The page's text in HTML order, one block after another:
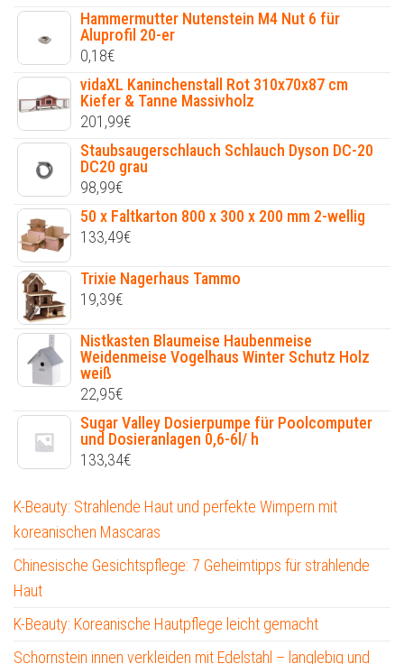
Hammermutter Nutenstein M4 Nut 6 für
Aluprofil 20-er
0,18€
vidaXL Kaninchenstall Rot 310x70x87 cm
Kiefer & Tanne Massivholz
201,99€
Staubsaugerschlauch Schlauch Dyson DC-20
DC20 grau
98,99€
50 x Faltkarton 800 x 300 x 200 mm 2-wellig
133,49€
Trixie Nagerhaus Tammo
19,39€
Nistkasten Blaumeise Haubenmeise
Weidenmeise Vogelhaus Winter Schutz Holz
weiß
22,95€
Sugar Valley Dosierpumpe für Poolcomputer
und Dosieranlagen 0,6-6l/ h
133,34€
K-Beauty: Strahlende Haut und perfekte Wimpern mit
koreanischen Mascaras
Chinesische Gesichtspflege: 7 Geheimtipps für strahlende
Haut
K-Beauty: Koreanische Hautpflege leicht gemacht
Schornstein innen verkleiden mit Edelstahl – langlebig und